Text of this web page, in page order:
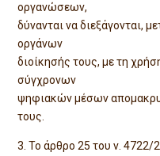
οργανώσεων,
δύνανται να διεξάγονται,
οργάνων
διοίκησής τους, με τη
σύγχρονων
ψηφιακών μέσων
τους.
3. Το άρθρο 25 του ν. 4722/